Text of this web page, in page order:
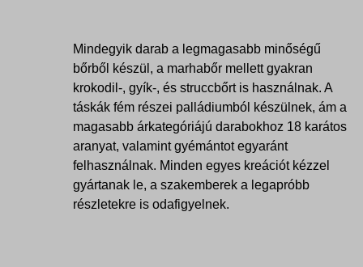
Mindegyik darab a legmagasabb minőségű
bőrből készül, a marhabőr mellett gyakran
krokodil-, gyík-, és struccbőrt is használnak. A
táskák fém részei palládiumból készülnek, ám a
magasabb árkategóriájú darabokhoz 18 karátos
aranyat, valamint gyémántot egyaránt
felhasználnak. Minden egyes kreációt kézzel
gyártanak le, a szakemberek a legapróbb
részletekre is odafigyelnek.